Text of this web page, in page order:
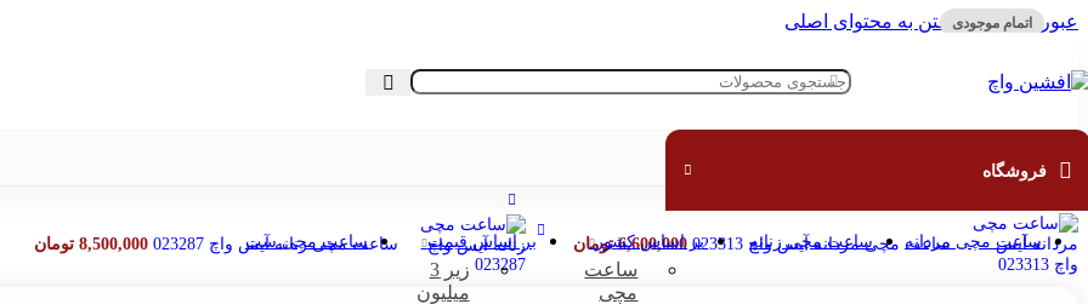
عبور به ناوبریرفتن به محتوای اصلی
فروشگاه
ساعت مچی مردانه ساعت مچی زنانه بر اساس کشور
ساعت
مچی
بر اساس قیمت
زیر 3
میلیون
ساعت مچی ست
خانه » فروشگاه ساعت مچی آیس واچ ۰۲۲۸۵۹
ساعت مچی مردانه آیس واچ 023313 6,600,000 تومان ساعت مچی زنانه آیس واچ 023287 8,500,000 تومان
اتمام موجودی